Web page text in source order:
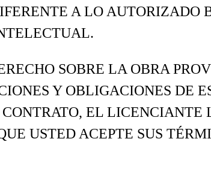
A LO AUTORIZADO
SOBRE LA OBRA
Y OBLIGACIONES DE
EL LICENCIANTE
USTED ACEPTE SUS